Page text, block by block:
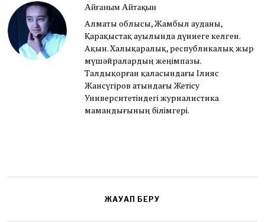
r
5
,
2
0
2
Айғаным Айтақын
Алматы облысы, Жамбыл ауданы,
Қарақыстақ ауылында дүниеге келген.
Ақын. Халықаралық, республикалық жыр
мүшәйралардың жеңімпазы.
Талдықорған қаласындағы Ілияс
Жансүгіров атындағы Жетісу
Университетіндегі журналистика
мамандығының білімгері.
ЖАУАП БЕРУ